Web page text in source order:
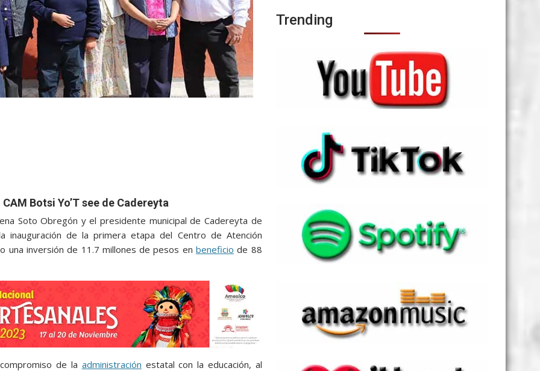
Botsi Yo’T see de Cadereyta
Soto Obregón y el presidente municipal de Cadereyta de
inauguración de la primera etapa del Centro de Atención
una inversión de 11.7 millones de pesos enbeneficio de 88
de la administración estatal con la educación, al
Trending